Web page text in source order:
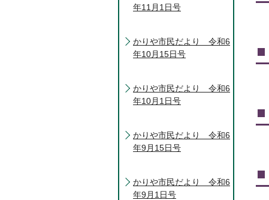
年11月1日号
かりや市民だより 令和6
年10月15日号
かりや市民だより 令和6
年10月1日号
かりや市民だより 令和6
年9月15日号
かりや市民だより 令和6
年9月1日号